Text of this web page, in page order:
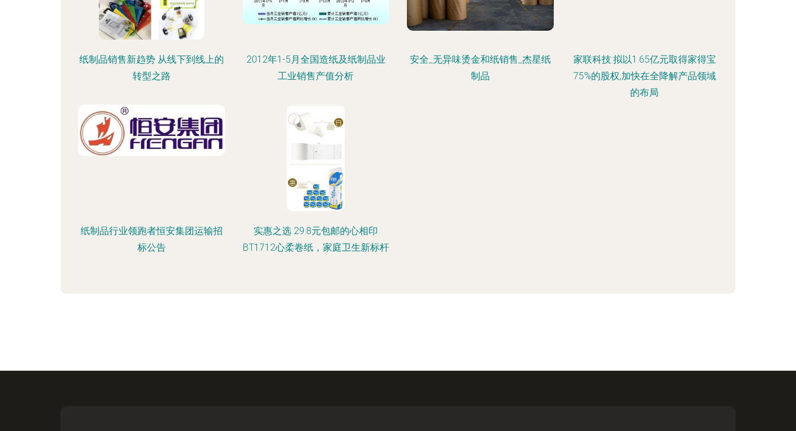
纸制品销售新趋势 从线下到线上的
转型之路
2012年1-5月全国造纸及纸制品业
工业销售产值分析
安全_无异味烫金和纸销售_杰星纸
制品
家联科技:拟以1.65亿元取得家得宝
75%的股权,加快在全降解产品领域
的布局
纸制品行业领跑者恒安集团运输招
标公告
实惠之选 29.8元包邮的心相印
BT1712心柔卷纸，家庭卫生新标杆